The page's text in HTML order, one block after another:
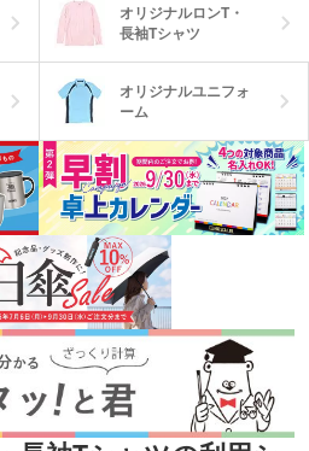
オリジナルロンT・
長袖Tシャツ
オリジナルユニフォ
ーム